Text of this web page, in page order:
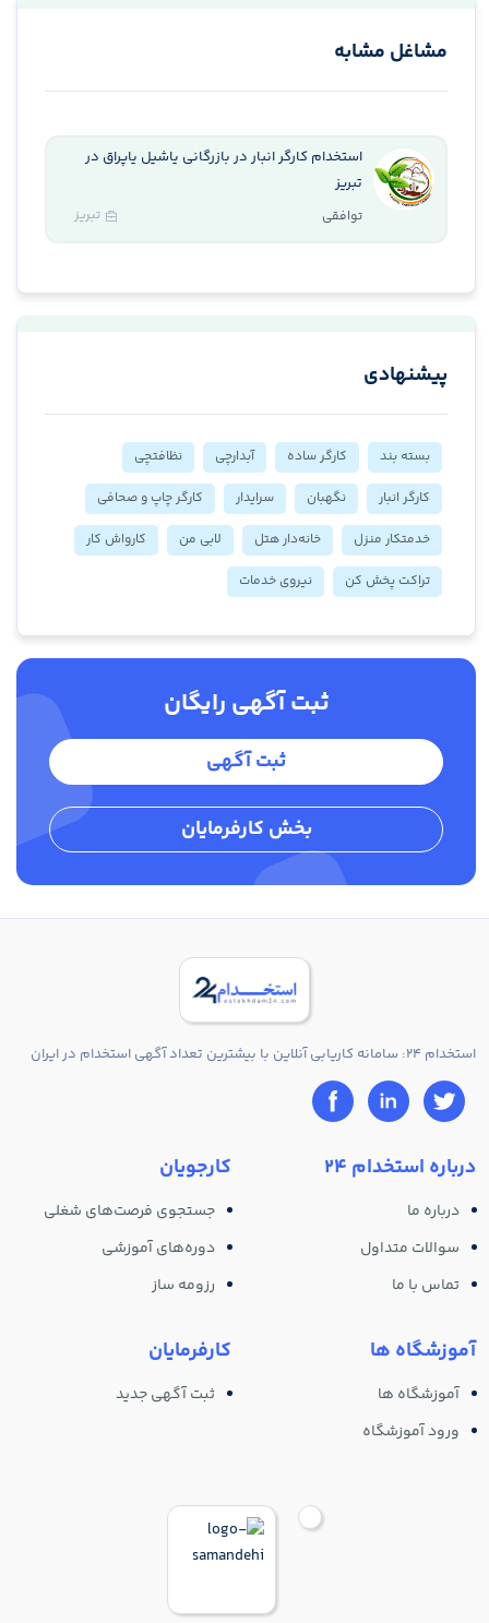
مشاغل مشابه
استخدام کارگر انبار در بازرگانی یاشیل یاپراق در
تبریز
توافقی تبریز
پیشنهادی
بسته بند کارگر ساده آبدارچی
نظافتچی
کارگر انبار
نگهبان سرایدار
کارگر چاپ و صحافی
خدمتکار منزل
خانه‌دار هتل لابی من
کارواش کار
تراکت پخش کن
نیروی خدمات
ثبت آگهی رایگان
ثبت آگهی
بخش کارفرمایان
استخدام 24: سامانه کاریابی آنلاین با بیشترین تعداد آگهی استخدام در ایران
درباره استخدام 24
درباره ما
سوالات متداول
تماس با ما
آموزشگاه ها
آموزشگاه ها
ورود آموزشگاه
کارجویان
جستجوی فرصت‌های شغلی
دوره‌های آموزشی
رزومه ساز
کارفرمایان
ثبت آگهی جدید